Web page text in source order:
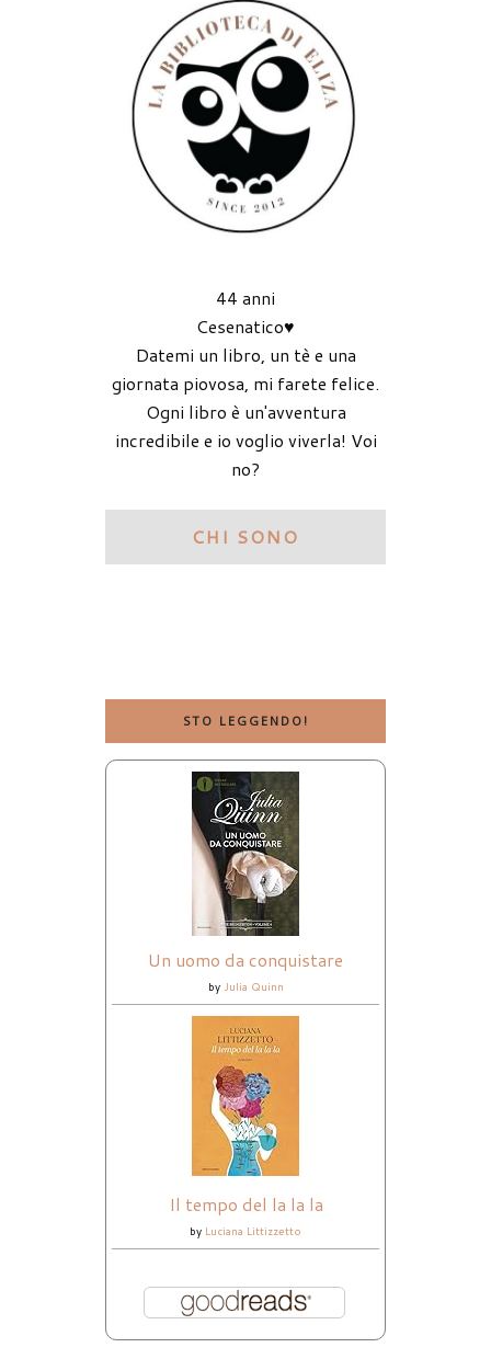
44 anni
Cesenatico♥
Datemi un libro, un tè e una
giornata piovosa, mi farete felice.
Ogni libro è un'avventura
incredibile e io voglio viverla! Voi
no?
CHI SONO
STO LEGGENDO!
Un uomo da conquistare
by Julia Quinn
Il tempo del la la la
by Luciana Littizzetto